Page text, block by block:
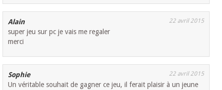
Alain 22 avril 2015
super jeu sur pc je vais me regaler
merci
Sophie 22 avril 2015
Un véritable souhait de gagner ce jeu, il ferait plaisir à un jeune